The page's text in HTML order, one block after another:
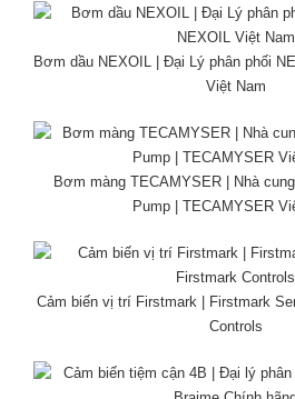
Bơm dầu NEXOIL | Đại Lý phân phối
Việt Nam
Bơm màng TECAMYSER | Nhà
Pump | TECAMYSER
Cảm biến vị trí Firstmark | Firstmark
Controls